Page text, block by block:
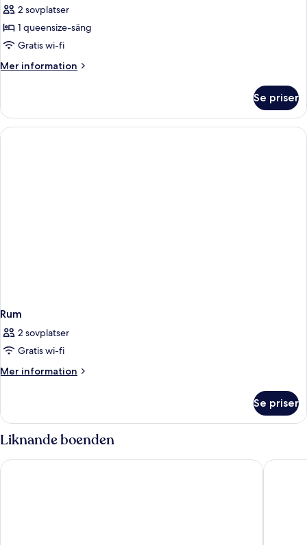
foton
för
Superior
-
Bed
2 sovplatser
1 queensize-säng
Gratis wi-fi
Mer information
Mer
-
Queen
Se priser
Rum
2 sovplatser
Gratis wi-fi
Mer information
Mer
Se priser
Liknande boenden
The Salisbury - YMCA of Hong Kong B P